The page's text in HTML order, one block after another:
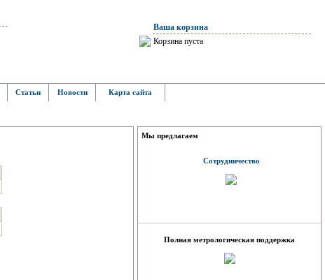
Ваша корзина
Корзина пуста
Статьи Новости Карта сайта
Мы предлагаем
Сотрудничество
Полная метрологическая поддержка